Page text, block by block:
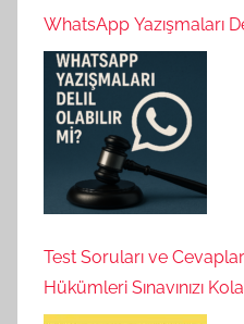
WhatsApp Yazışmaları
Test Soruları ve
Hükümleri Sınavınızı